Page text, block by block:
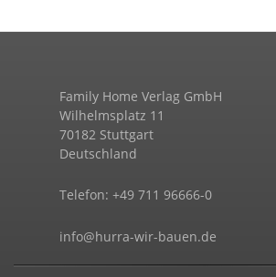
Family Home Verlag GmbH
Wilhelmsplatz 11
70182 Stuttgart
Deutschland
Telefon: +49 711 96666-0
info@hurra-wir-bauen.de